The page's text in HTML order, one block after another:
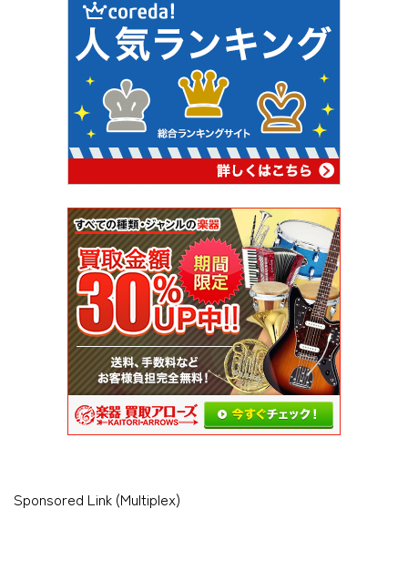
Sponsored Link (Multiplex)